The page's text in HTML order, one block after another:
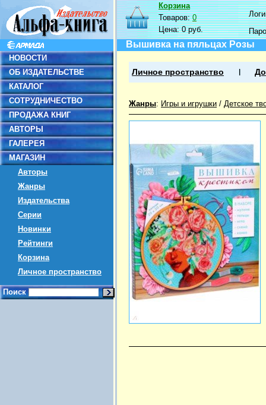
НОВОСТИ
ОБ ИЗДАТЕЛЬСТВЕ
КАТАЛОГ
СОТРУДНИЧЕСТВО
ПРОДАЖА КНИГ
АВТОРЫ
ГАЛЕРЕЯ
МАГАЗИН
Авторы
Жанры
Издательства
Серии
Новинки
Рейтинги
Корзина
Личное пространство
Поиск
Корзина
Товаров:0
Цена:0 руб.
Вышивка на пяльцах Розы
Личное пространство
Жанры: Игры и игрушки / Детское